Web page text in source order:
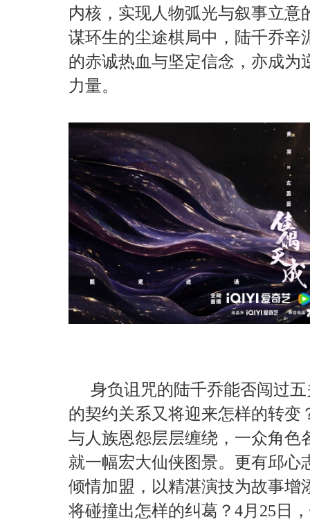
内核，实现人物弧光与叙事立意
谋环生的尘途棋局中，陆千乔辛
的赤诚热血与坚定信念，亦成为
力量。
身负诅咒的陆千乔能否闯过
的契约关系又将迎来怎样的转变
与人族恩怨层层缠绕，一众角色
就一幅宏大仙侠图景。更有邱心
倾情加盟，以精湛演技为故事增
将碰撞出怎样的纠葛？4月25日